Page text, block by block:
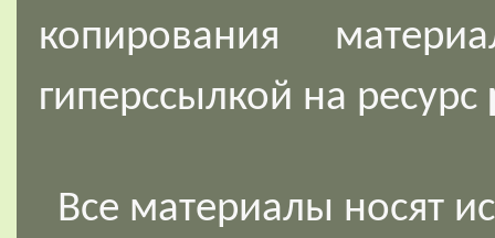
копирования
гиперссылкой на ресурс
Все материалы носят